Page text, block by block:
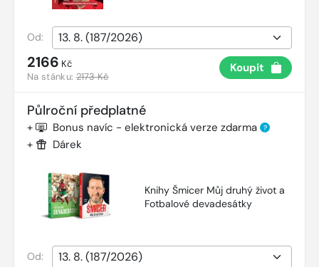
Od:
2166 Kč
Na stánku:2173 Kč
Koupit
Půlroční předplatné
+ Bonus navíc - elektronická verze zdarma ?
+ Dárek
Knihy Šmicer Můj druhý život a
Fotbalové devadesátky
Od: